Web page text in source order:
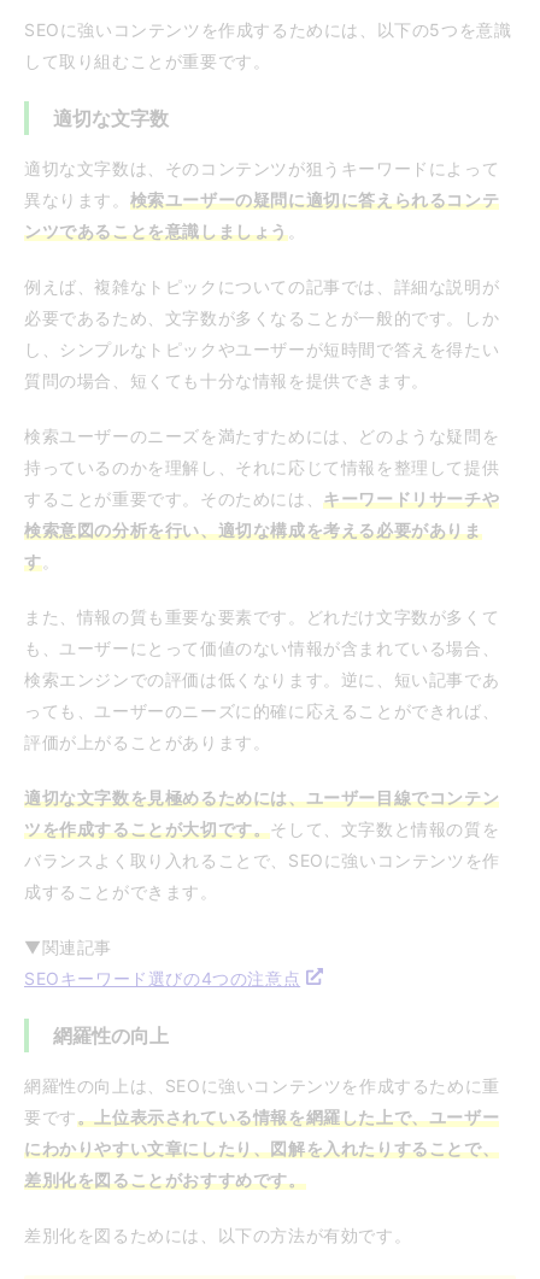
SEOに強いコンテンツを作成するためには、以下の5つを意識
して取り組むことが重要です。
適切な文字数
適切な文字数は、そのコンテンツが狙うキーワードによって
異なります。 検索ユーザーの疑問に適切に答えられるコンテ
ンツであることを意識しましょう。
例えば、複雑なトピックについての記事では、詳細な説明が
必要であるため、文字数が多くなることが一般的です。しか
し、シンプルなトピックやユーザーが短時間で答えを得たい
質問の場合、短くても十分な情報を提供できます。
検索ユーザーのニーズを満たすためには、どのような疑問を
持っているのかを理解し、それに応じて情報を整理して提供
することが重要です。そのためには、キーワードリサーチや
検索意図の分析を行い、適切な構成を考える必要がありま
す。
また、情報の質も重要な要素です。どれだけ文字数が多くて
も、ユーザーにとって価値のない情報が含まれている場合、
検索エンジンでの評価は低くなります。逆に、短い記事であ
っても、ユーザーのニーズに的確に応えることができれば、
評価が上がることがあります。
適切な文字数を見極めるためには、ユーザー目線でコンテン
ツを作成することが大切です。そして、文字数と情報の質を
バランスよく取り入れることで、SEOに強いコンテンツを作
成することができます。
▼関連記事
SEOキーワード選びの4つの注意点
網羅性の向上
網羅性の向上は、SEOに強いコンテンツを作成するために重
要です。上位表示されている情報を網羅した上で、ユーザー
にわかりやすい文章にしたり、図解を入れたりすることで、
差別化を図ることがおすすめです。
差別化を図るためには、以下の方法が有効です。